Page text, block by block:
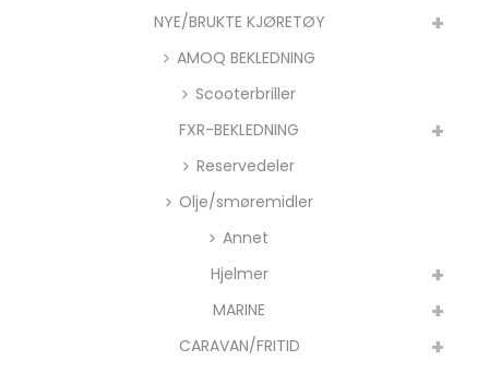
NYE/BRUKTE KJØRETØY
AMOQ BEKLEDNING
Scooterbriller
FXR-BEKLEDNING
Reservedeler
Olje/smøremidler
Annet
Hjelmer
MARINE
CARAVAN/FRITID